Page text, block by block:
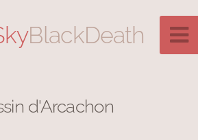
BlackDeath
d'Arcachon